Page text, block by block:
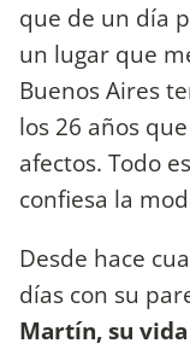
que de un día
un lugar que
Buenos Aires
los 26 años
afectos. Todo
confiesa la
Desde hace
días con su
Martín, su